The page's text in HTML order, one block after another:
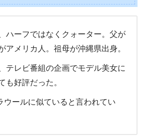
ハーフではなくクォーター。父が
アメリカ人。祖母が沖縄県出身。
テレビ番組の企画でモデル美女に
も好評だった。
ウールに似ていると言われてい